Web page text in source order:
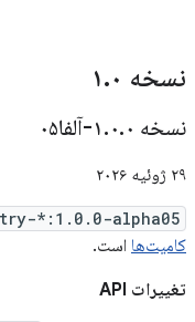
نسخه ۱ .۰
نسخه ۱ .۰.۰-آلفا۰۵
۲۹ ژوئیه ۲۰۲۶
*:1.0.0-alpha05
کامیت‌ها است.
تغییرات API